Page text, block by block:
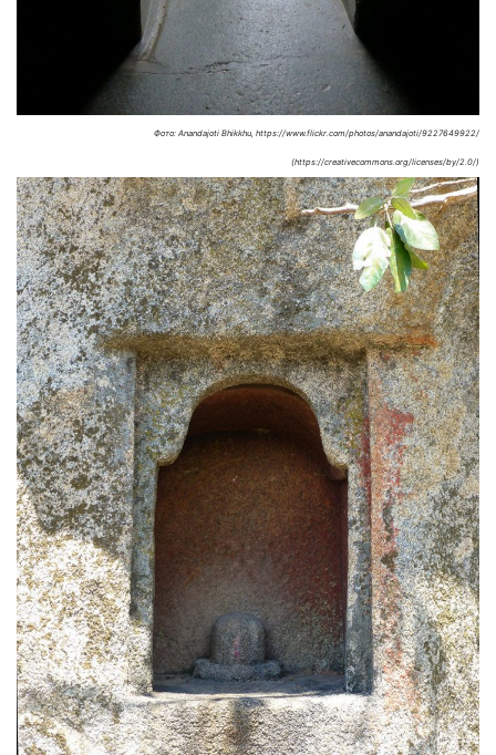
Фото: Anandajoti Bhikkhu, https://www.flickr.com/photos/anandajoti/9227649922/
(https://creativecommons.org/licenses/by/2.0/)